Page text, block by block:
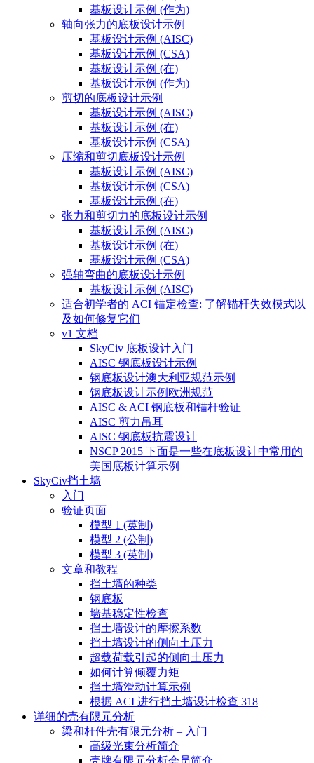
基板设计示例 (作为)
轴向张力的底板设计示例
基板设计示例 (AISC)
基板设计示例 (CSA)
基板设计示例 (在)
基板设计示例 (作为)
剪切的底板设计示例
基板设计示例 (AISC)
基板设计示例 (在)
基板设计示例 (CSA)
压缩和剪切底板设计示例
基板设计示例 (AISC)
基板设计示例 (CSA)
基板设计示例 (在)
张力和剪切力的底板设计示例
基板设计示例 (AISC)
基板设计示例 (在)
基板设计示例 (CSA)
强轴弯曲的底板设计示例
基板设计示例 (AISC)
适合初学者的 ACI 锚定检查: 了解锚杆失效模式以
及如何修复它们
v1 文档
SkyCiv 底板设计入门
AISC 钢底板设计示例
钢底板设计澳大利亚规范示例
钢底板设计示例欧洲规范
AISC & ACI 钢底板和锚杆验证
AISC 剪力吊耳
AISC 钢底板抗震设计
NSCP 2015 下面是一些在底板设计中常用的
美国底板计算示例
SkyCiv挡土墙
入门
验证页面
模型 1 (英制)
模型 2 (公制)
模型 3 (英制)
文章和教程
挡土墙的种类
钢底板
墙基稳定性检查
挡土墙设计的摩擦系数
挡土墙设计的侧向土压力
超载荷载引起的侧向土压力
如何计算倾覆力矩
挡土墙滑动计算示例
根据 ACI 进行挡土墙设计检查 318
详细的壳有限元分析
梁和杆件壳有限元分析 – 入门
高级光束分析简介
壳牌有限元分析会员简介